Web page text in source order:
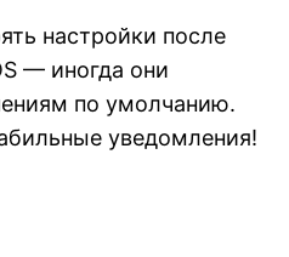
настройки после
— иногда они
по умолчанию.
уведомления!